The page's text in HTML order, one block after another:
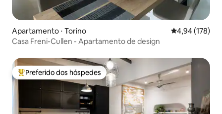
Apartamento ⋅ Torino 4,94 de uma
4,94 (178)
Casa Freni-Cullen - Apartamento de design
Entre os melhores preferidos dos hóspedes
Preferido dos hóspedes